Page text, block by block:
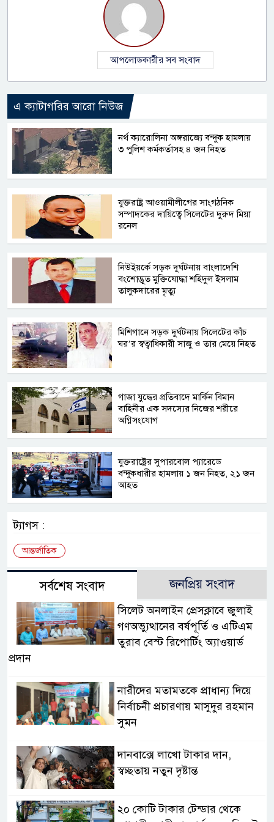
আপলোডকারীর সব সংবাদ
এ ক্যাটাগরির আরো নিউজ
নর্থ ক্যারোলিনা অঙ্গরাজ্যে বন্দুক হামলায়
৩ পুলিশ কর্মকর্তাসহ ৪ জন নিহত
যুক্তরাষ্ট্র আওয়ামীলীগের সাংগঠনিক
সম্পাদকের দায়িত্বে সিলেটের দুরুদ মিয়া
রনেল
নিউইয়র্কে সড়ক দুর্ঘটনায় বাংলাদেশি
বংশোদ্ভূত মুক্তিযোদ্ধা শহিদুল ইসলাম
তালুকদারের মৃত্যু
মিশিগানে সড়ক দুর্ঘটনায় সিলেটের কাঁচ
ঘর’র স্বত্বাধিকারী সাজু ও তার মেয়ে নিহত
গাজা যুদ্ধের প্রতিবাদে মার্কিন বিমান
বাহিনীর এক সদস্যের নিজের শরীরে
অগ্নিসংযোগ
যুক্তরাষ্ট্রের সুপারবোল প্যারেডে
বন্দুকধারীর হামলায় ১ জন নিহত, ২১ জন
আহত
ট্যাগস :
আন্তর্জাতিক
সর্বশেষ সংবাদ জনপ্রিয় সংবাদ
সিলেট অনলাইন প্রেসক্লাবে জুলাই
গণঅভ্যুত্থানের বর্ষপূর্তি ও এটিএম
তুরাব বেস্ট রিপোর্টিং অ্যাওয়ার্ড
প্রদান
নারীদের মতামতকে প্রাধান্য দিয়ে
নির্বাচনী প্রচারণায় মাসুদুর রহমান
সুমন
দানবাক্সে লাখো টাকার দান,
স্বচ্ছতায় নতুন দৃষ্টান্ত
২০ কোটি টাকার টেন্ডার থেকে